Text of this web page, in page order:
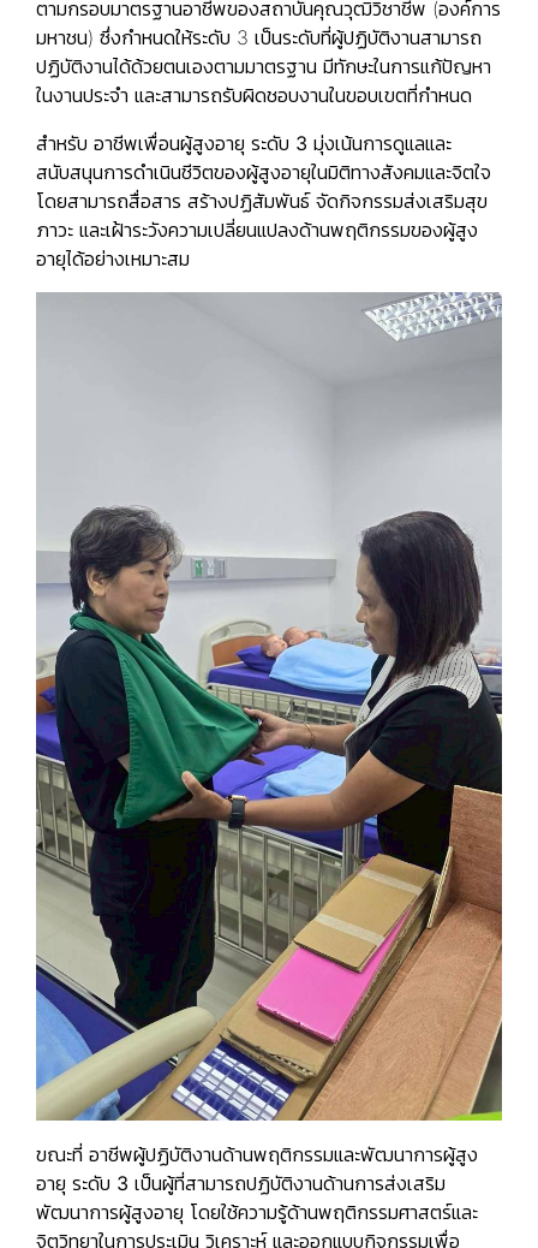
ตามกรอบมาตรฐานอาชีพของสถาบันคุณวุฒิวิชาชีพ (องค์การ
มหาชน) ซึ่งกำหนดให้ระดับ 3 เป็นระดับที่ผู้ปฏิบัติงานสามารถ
ปฏิบัติงานได้ด้วยตนเองตามมาตรฐาน มีทักษะในการแก้ปัญหา
ในงานประจำ และสามารถรับผิดชอบงานในขอบเขตที่กำหนด
สำหรับ อาชีพเพื่อนผู้สูงอายุ ระดับ 3 มุ่งเน้นการดูแลและ
สนับสนุนการดำเนินชีวิตของผู้สูงอายุในมิติทางสังคมและจิตใจ
โดยสามารถสื่อสาร สร้างปฏิสัมพันธ์ จัดกิจกรรมส่งเสริมสุข
ภาวะ และเฝ้าระวังความเปลี่ยนแปลงด้านพฤติกรรมของผู้สูง
อายุได้อย่างเหมาะสม
ขณะที่ อาชีพผู้ปฏิบัติงานด้านพฤติกรรมและพัฒนาการผู้สูง
อายุ ระดับ 3 เป็นผู้ที่สามารถปฏิบัติงานด้านการส่งเสริม
พัฒนาการผู้สูงอายุ โดยใช้ความรู้ด้านพฤติกรรมศาสตร์และ
จิตวิทยาในการประเมิน วิเคราะห์ และออกแบบกิจกรรมเพื่อ